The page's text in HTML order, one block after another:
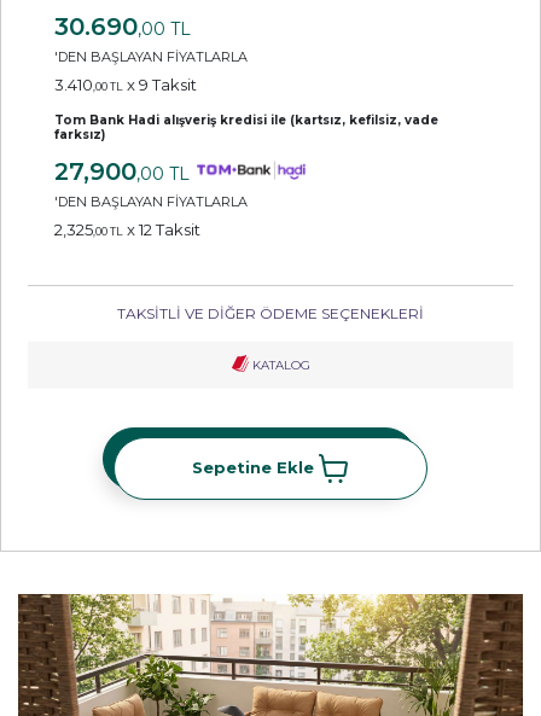
30.690,00 TL
'DEN BAŞLAYAN FİYATLARLA
3.410,00 TL x 9 Taksit
Tom Bank Hadi alışveriş kredisi ile (kartsız, kefilsiz, vade
farksız)
27,900,00 TL
'DEN BAŞLAYAN FİYATLARLA
2,325,00 TL x 12 Taksit
TAKSİTLİ VE DİĞER ÖDEME SEÇENEKLERİ
KATALOG
Sepetine Ekle
Sepetine Ekle